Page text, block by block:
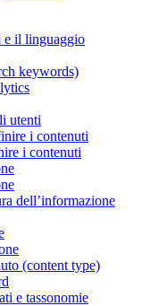
e il linguaggio
keywords)
utenti
i contenuti
i contenuti
dell’informazione
(content type)
e tassonomie